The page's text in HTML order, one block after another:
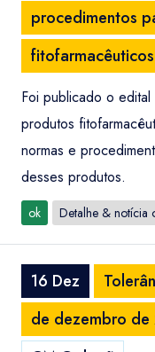
procedimentos
fitofarmacêuticos
Foi publicado o
produtos
normas e
desses produtos.
ok Detalhe & notícia
16 Dez
de dezembro